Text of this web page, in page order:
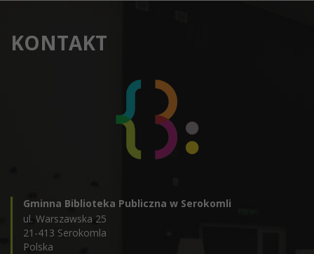
KONTAKT
Gminna Biblioteka Publiczna w Serokomli
ul. Warszawska 25
21-413 Serokomla
Polska